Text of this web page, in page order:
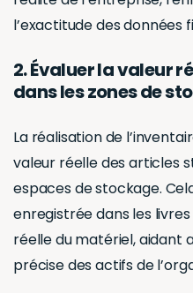
est une responsabilité
la valeur des biens en
d’entreprendre un
conclusion de
raisons essentielles
1. Confirmer